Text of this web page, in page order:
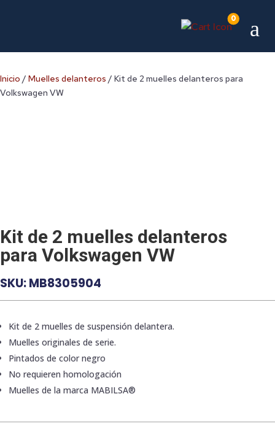
0 a
Inicio / Muelles delanteros / Kit de 2 muelles delanteros para
Volkswagen VW
Kit de 2 muelles delanteros
para Volkswagen VW
SKU:MB8305904
Kit de 2 muelles de suspensión delantera.
Muelles originales de serie.
Pintados de color negro
No requieren homologación
Muelles de la marca MABILSA®